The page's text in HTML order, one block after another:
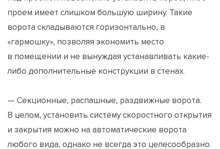
проем имеет слишком большую ширину. Такие
ворота складываются горизонтально, в
«гармошку», позволяя экономить место
в помещении и не вынуждая устанавливать какие-
либо дополнительные конструкции в стенах.
— Секционные, распашные, раздвижные ворота.
В целом, установить систему скоростного открытия
и закрытия можно на автоматические ворота
любого вида, однако не всегда это целесообразно.